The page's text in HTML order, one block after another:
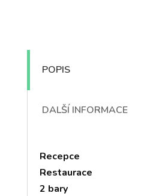
POPIS
DALŠÍ INFORMACE
Recepce
Restaurace
2 bary